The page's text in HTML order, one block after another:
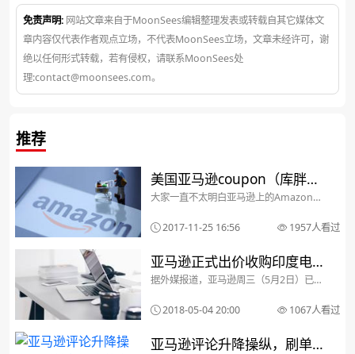
免责声明: 网站文章来自于MoonSees编辑整理发表或转载自其它媒体文
章内容仅代表作者观点立场，不代表MoonSees立场，文章未经许可，谢
绝以任何形式转载，若有侵权，请联系MoonSees处
理:contact@moonsees.com。
推荐
美国亚马逊coupon（库胖）
是什么？美国亚马逊Amazon
coupon的使用方法
大家一直不太明白亚马逊上的Amazon
详细的解释。亚马逊的Amazon
Coupons，其实就是电子商品折扣，很多
对...
2017-11-25 16:56 1957人看过
亚马逊正式出价收购印度电商
Flipkart 60%的股份，沃尔玛
慌了吗？
据外媒报道，亚马逊周三（5月2日）已正
的股份，这可能会加大沃尔玛对Flipkart的
收购难度。知情人士表示，这表明亚马逊
2018-05-04 20:00 1067人看过
亚马逊评论升降操纵，刷单留